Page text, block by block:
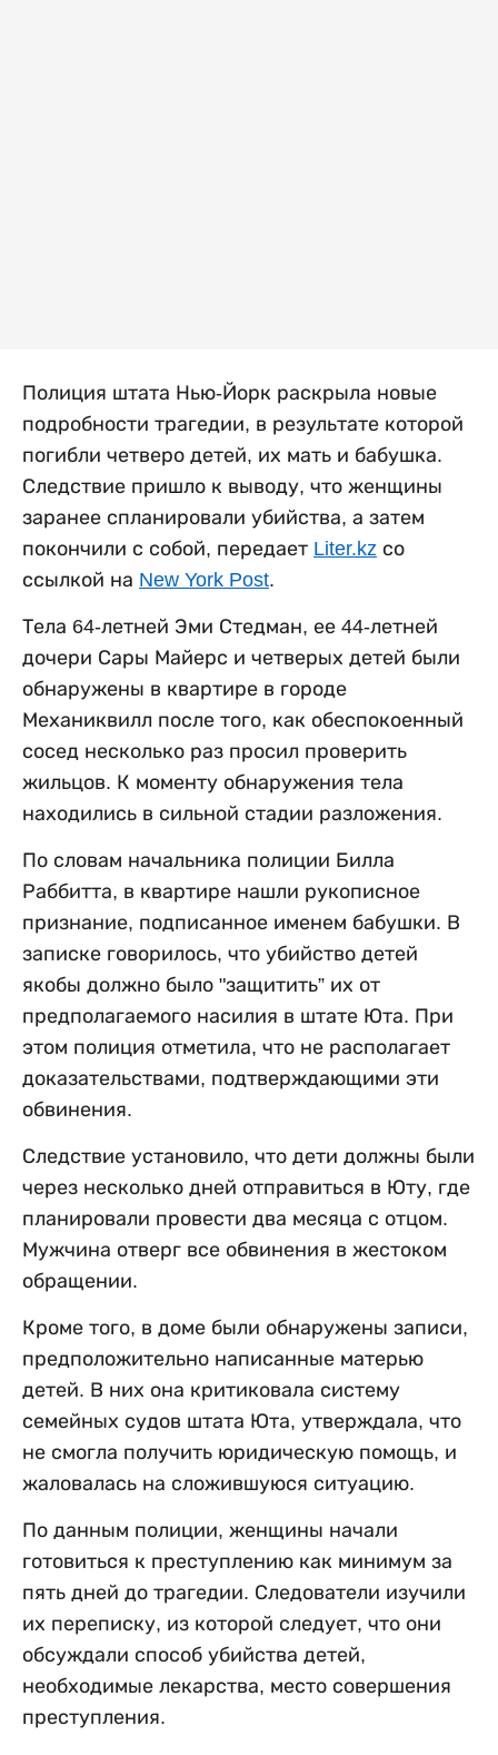
Полиция штата Нью-Йорк раскрыла новые
подробности трагедии, в результате которой
погибли четверо детей, их мать и бабушка.
Следствие пришло к выводу, что женщины
заранее спланировали убийства, а затем
покончили с собой, передает Liter.kz со
ссылкой на New York Post.
Тела 64-летней Эми Стедман, ее 44-летней
дочери Сары Майерс и четверых детей были
обнаружены в квартире в городе
Механиквилл после того, как обеспокоенный
сосед несколько раз просил проверить
жильцов. К моменту обнаружения тела
находились в сильной стадии разложения.
По словам начальника полиции Билла
Раббитта, в квартире нашли рукописное
признание, подписанное именем бабушки. В
записке говорилось, что убийство детей
якобы должно было "защитить” их от
предполагаемого насилия в штате Юта. При
этом полиция отметила, что не располагает
доказательствами, подтверждающими эти
обвинения.
Следствие установило, что дети должны были
через несколько дней отправиться в Юту, где
планировали провести два месяца с отцом.
Мужчина отверг все обвинения в жестоком
обращении.
Кроме того, в доме были обнаружены записи,
предположительно написанные матерью
детей. В них она критиковала систему
семейных судов штата Юта, утверждала, что
не смогла получить юридическую помощь, и
жаловалась на сложившуюся ситуацию.
По данным полиции, женщины начали
готовиться к преступлению как минимум за
пять дней до трагедии. Следователи изучили
их переписку, из которой следует, что они
обсуждали способ убийства детей,
необходимые лекарства, место совершения
преступления.